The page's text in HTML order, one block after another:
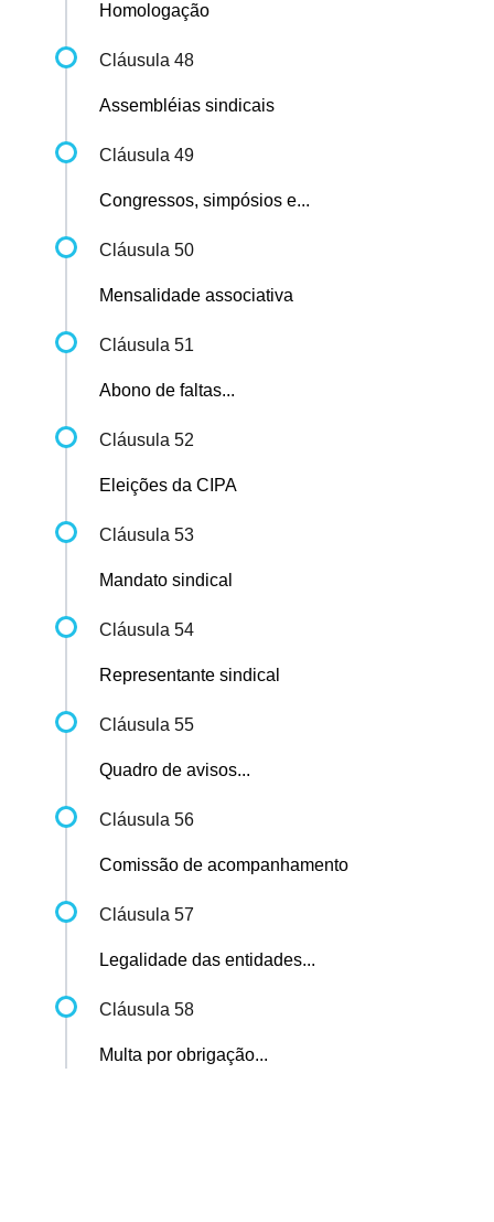
Homologação
Cláusula 48
Assembléias sindicais
Cláusula 49
Congressos, simpósios e...
Cláusula 50
Mensalidade associativa
Cláusula 51
Abono de faltas...
Cláusula 52
Eleições da CIPA
Cláusula 53
Mandato sindical
Cláusula 54
Representante sindical
Cláusula 55
Quadro de avisos...
Cláusula 56
Comissão de acompanhamento
Cláusula 57
Legalidade das entidades...
Cláusula 58
Multa por obrigação...